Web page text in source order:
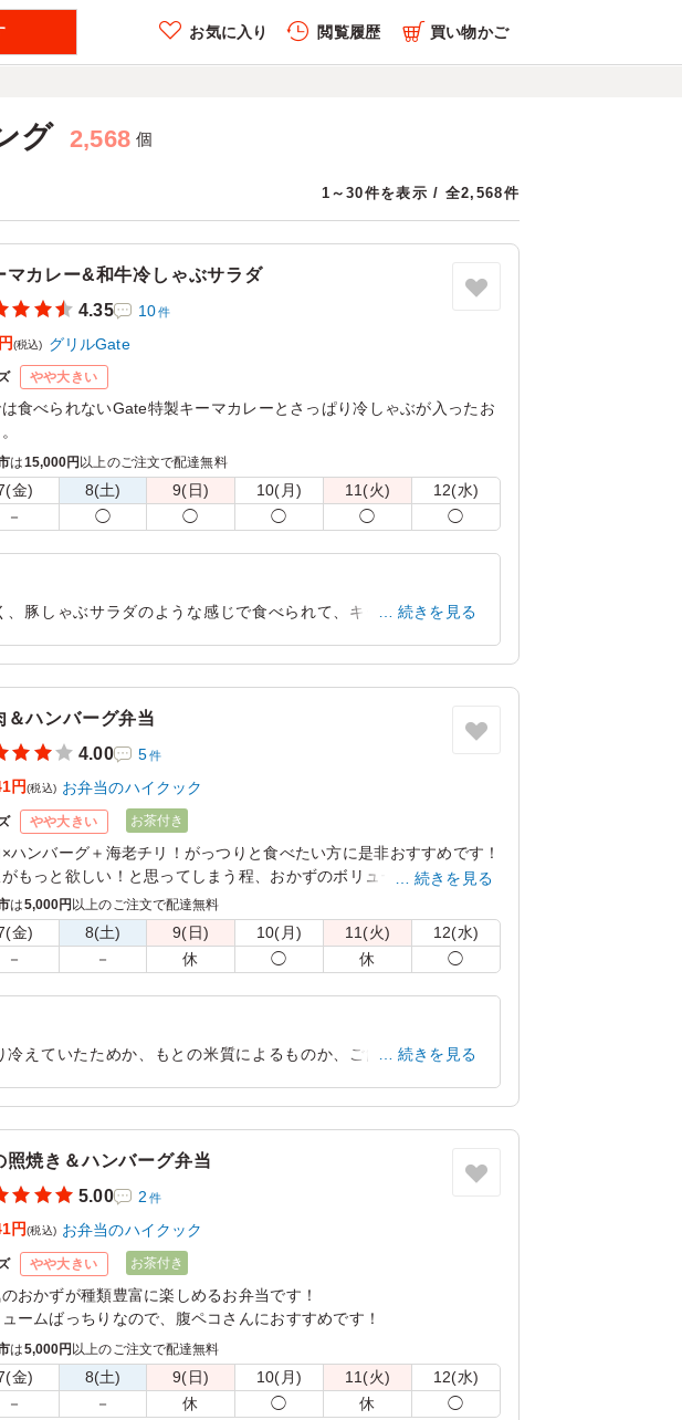
お気に入り 閲覧履歴 買い物かご
グ 2,568 個
1～30件を表示 / 全2,568件
マカレー&和牛冷しゃぶサラダ
4.35
10件
(税込) グリルGate
やや大きい
食べられないGate特製キーマカレーとさっぱり冷しゃぶが入ったお
は15,000円 以上のご注文で配達無料
金) 8(土) 9(日) 10(月) 11(火) 12(水)
－ ◯ ◯ ◯ ◯ ◯
豚しゃぶサラダのような感じで食べられて、キーマの濃さとバ
続きを見る
＆ハンバーグ弁当
4.00
5件
円(税込) お弁当のハイクック
やや大きい お茶付き
ハンバーグ＋海老チリ！がっつりと食べたい方に是非おすすめです！
がもっと欲しい！と思ってしまう程、おかずのボリュームすごいで
続きを見る
は5,000円 以上のご注文で配達無料
金) 8(土) 9(日) 10(月) 11(火) 12(水)
－ － 休 ◯ 休 ◯
えていたためか、もとの米質によるものか、ご飯はパラパラと
続きを見る
照焼き＆ハンバーグ弁当
5.00
2 件
円(税込) お弁当のハイクック
やや大きい お茶付き
のおかずが種類豊富に楽しめるお弁当です！
ームばっちりなので、腹ペコさんにおすすめです！
は5,000円 以上のご注文で配達無料
金) 8(土) 9(日) 10(月) 11(火) 12(水)
－ － 休 ◯ 休 ◯